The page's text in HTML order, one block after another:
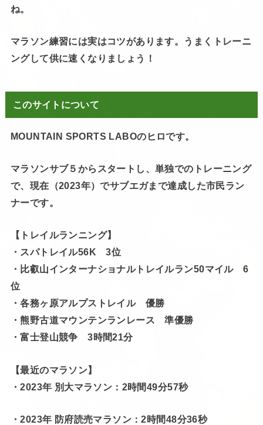
ね。
マラソン練習には実はコツがあります。うまくトレーニ
ングして供に速くなりましょう！
このサイトについて
MOUNTAIN SPORTS LABOのヒロです。
マラソンサブ５からスタートし、単独でのトレーニング
で、現在（2023年）でサブエガまで達成した市民ラン
ナーです。
【トレイルランニング】
・スパトレイル56K 3位
・比叡山インターナショナルトレイルラン50マイル 6
位
・各務ヶ原アルプストレイル 優勝
・熊野古道マウンテンランレース 準優勝
・富士登山競争 3時間21分
【最近のマラソン】
・2023年 別大マラソン：2時間49分57秒
・2023年 防府読売マラソン：2時間48分36秒